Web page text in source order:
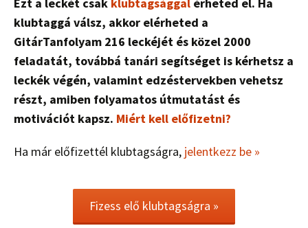
klubtaggá válsz, akkor elérheted a
GitárTanfolyam 216 leckéjét és közel 2000
feladatát, továbbá tanári segítséget is kérhetsz a
leckék végén, valamint edzéstervekben vehetsz
részt, amiben folyamatos útmutatást és
motivációt kapsz. Miért kell előfizetni?
Ha már előfizettél klubtagságra, jelentkezz be »
Fizess elő klubtagságra »